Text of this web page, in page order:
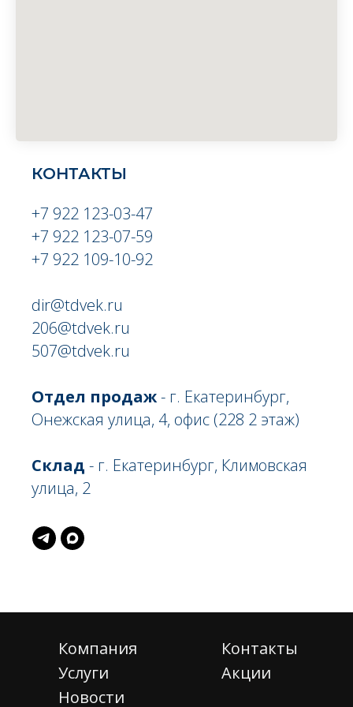
КОНТАКТЫ
+7 922 123-03-47
+7 922 123-07-59
+7 922 109-10-92
dir@tdvek.ru
206@tdvek.ru
507@tdvek.ru
Отдел продаж- г. Екатеринбург,
Онежская улица, 4, офис (228 2 этаж)
Склад - г. Екатеринбург, Климовская
улица, 2
Компания
Услуги
Новости
Контакты
Акции